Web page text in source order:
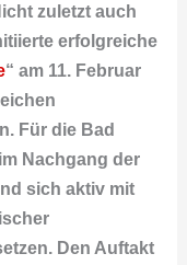
zuletzt auch
erfolgreiche
“ am 11. Februar
Für die Bad
Nachgang der
sich aktiv mit
Den Auftakt